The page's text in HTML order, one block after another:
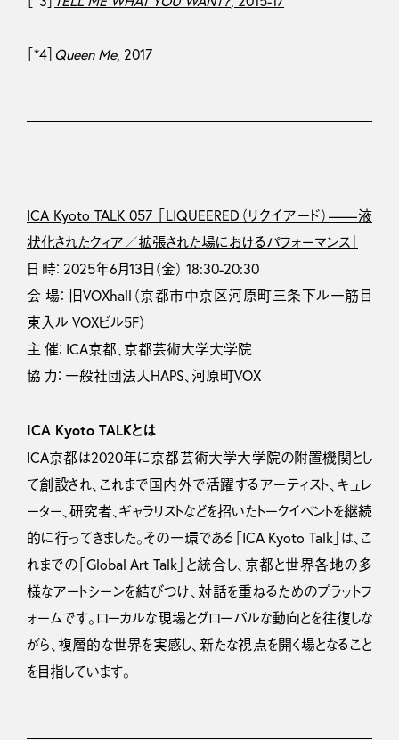
［*4］ Queen Me, 2017
ICA Kyoto TALK 057 「LIQUEERED（リクイアード）——液
状化されたクィア／拡張された場におけるパフォーマンス」
⽇ 時： 2025年6⽉13⽇（金） 18:30-20:30
会 場： 旧VOXhall（京都市中京区河原町三条下ル一筋目
東入ル VOXビル5F）
主 催： ICA京都、京都芸術⼤学⼤学院
協 力： 一般社団法人HAPS、河原町VOX
ICA Kyoto TALKとは
ICA京都は2020年に京都芸術大学大学院の附置機関とし
て創設され、これまで国内外で活躍するアーティスト、キュレ
ーター、研究者、ギャラリストなどを招いたトークイベントを継続
的に行ってきました。その一環である「ICA Kyoto Talk」は、こ
れまでの「Global Art Talk」と統合し、京都と世界各地の多
様なアートシーンを結びつけ、対話を重ねるためのプラットフ
ォームです。ローカルな現場とグローバルな動向とを往復しな
がら、複層的な世界を実感し、新たな視点を開く場となること
を目指しています。